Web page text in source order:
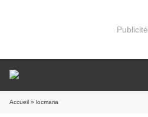
Publicité
Accueil » locmaria